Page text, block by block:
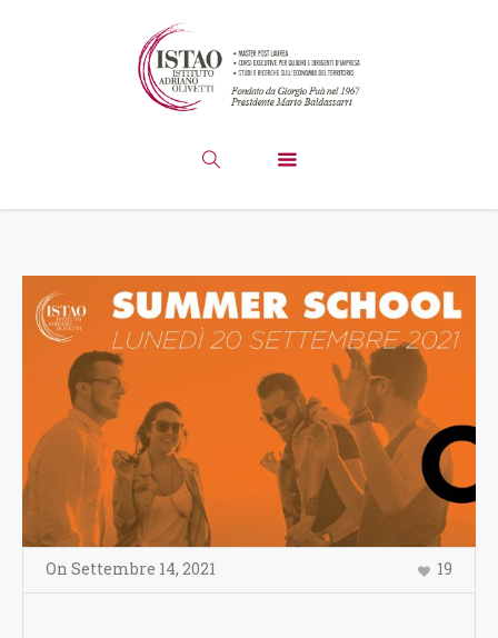
On Settembre 14, 2021 19